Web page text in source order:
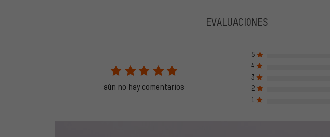
EVALUACIONES
aún no hay comentarios
5
4
3
2
1